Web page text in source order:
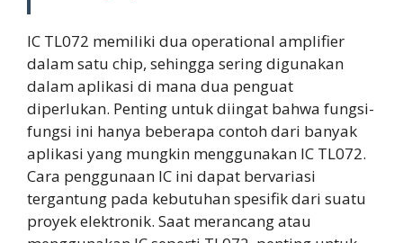
IC TL072 memiliki dua operational amplifier
dalam satu chip, sehingga sering digunakan
dalam aplikasi di mana dua penguat
diperlukan. Penting untuk diingat bahwa fungsi-
fungsi ini hanya beberapa contoh dari banyak
aplikasi yang mungkin menggunakan IC TL072.
Cara penggunaan IC ini dapat bervariasi
tergantung pada kebutuhan spesifik dari suatu
proyek elektronik. Saat merancang atau